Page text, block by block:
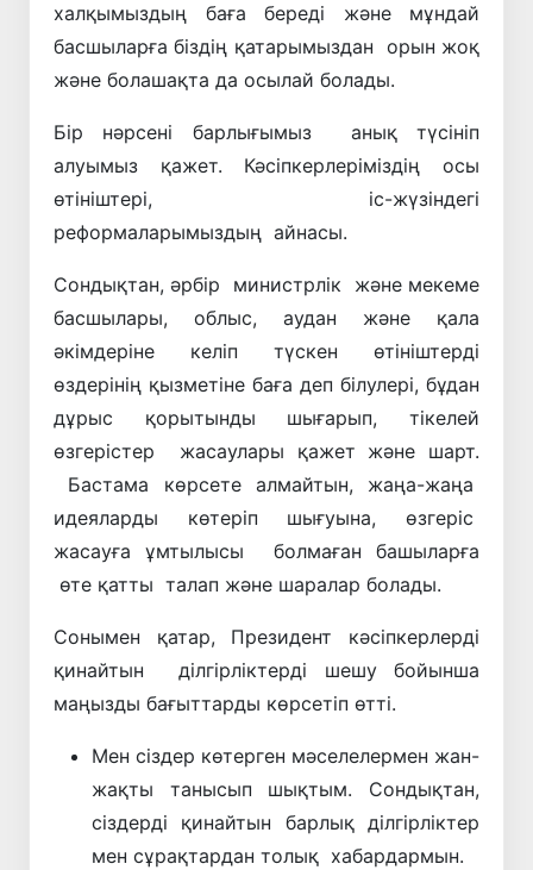
халқымыздың баға береді және мұндай
басшыларға біздің қатарымыздан орын жоқ
және болашақта да осылай болады.
Бір нәрсені барлығымыз анық түсініп
алуымыз қажет. Кәсіпкерлеріміздің осы
өтініштері, іс-жүзіндегі
реформаларымыздың айнасы.
Сондықтан, әрбір министрлік және мекеме
басшылары, облыс, аудан және қала
әкімдеріне келіп түскен өтініштерді
өздерінің қызметіне баға деп білулері, бұдан
дұрыс қорытынды шығарып, тікелей
өзгерістер жасаулары қажет және шарт.
Бастама көрсете алмайтын, жаңа-жаңа
идеяларды көтеріп шығуына, өзгеріс
жасауға ұмтылысы болмаған башыларға
өте қатты талап және шаралар болады.
Сонымен қатар, Президент кәсіпкерлерді
қинайтын ділгірліктерді шешу бойынша
маңызды бағыттарды көрсетіп өтті.
Мен сіздер көтерген мәселелермен жан-
жақты танысып шықтым. Сондықтан,
сіздерді қинайтын барлық ділгірліктер
мен сұрақтардан толық хабардармын.